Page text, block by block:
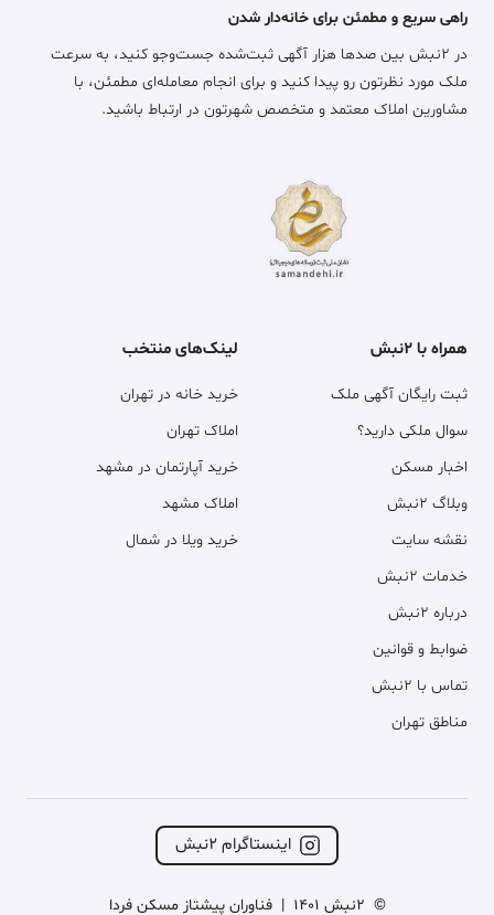
راهی سریع و مطمئن برای خانه‌دار شدن
در ۲نبش بین صدها هزار آگهی ثبت‌شده جست‌وجو کنید، به سرعت
ملک مورد نظرتون رو پیدا کنید و برای انجام معامله‌ای مطمئن، با
مشاورین املاک معتمد و متخصص شهرتون در ارتباط باشید.
همراه با ۲نبش
ثبت رایگان آگهی ملک
سوال ملکی دارید؟
اخبار مسکن
وبلاگ ۲نبش
نقشه سایت
خدمات ۲نبش
درباره ۲نبش
ضوابط و قوانین
تماس با ۲نبش
مناطق تهران
لینک‌های منتخب
خرید خانه در تهران
املاک تهران
خرید آپارتمان در مشهد
املاک مشهد
خرید ویلا در شمال
اینستاگرام ۲نبش
© 2نبش 1401 | فناوران پیشتاز مسکن فردا